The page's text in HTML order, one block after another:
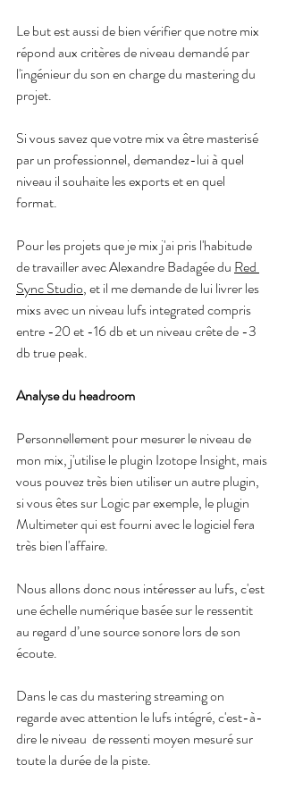
Le but est aussi de bien vérifier que notre mix
répond aux critères de niveau demandé par
l'ingénieur du son en charge du mastering du
projet.
Si vous savez que votre mix va être masterisé
par un professionnel, demandez-lui à quel
niveau il souhaite les exports et en quel
format.
Pour les projets que je mix j'ai pris l'habitude
de travailler avec Alexandre Badagée du Red
Sync Studio, et il me demande de lui livrer les
mixs avec un niveau lufs integrated compris
entre -20 et -16 db et un niveau crête de -3
db true peak.
Analyse du headroom
Personnellement pour mesurer le niveau de
mon mix, j'utilise le plugin Izotope Insight, mais
vous pouvez très bien utiliser un autre plugin,
si vous êtes sur Logic par exemple, le plugin
Multimeter qui est fourni avec le logiciel fera
très bien l'affaire.
Nous allons donc nous intéresser au lufs, c'est
une échelle numérique basée sur le ressentit
au regard d’une source sonore lors de son
écoute.
Dans le cas du mastering streaming on
regarde avec attention le lufs intégré, c'est-à-
dire le niveau  de ressenti moyen mesuré sur
toute la durée de la piste.